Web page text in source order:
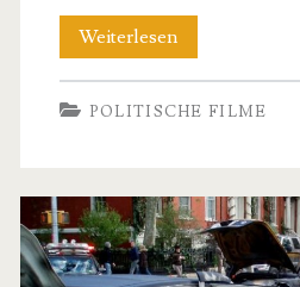
WeiterlesenDie
Dolmetscherin
POLITISCHE FILME